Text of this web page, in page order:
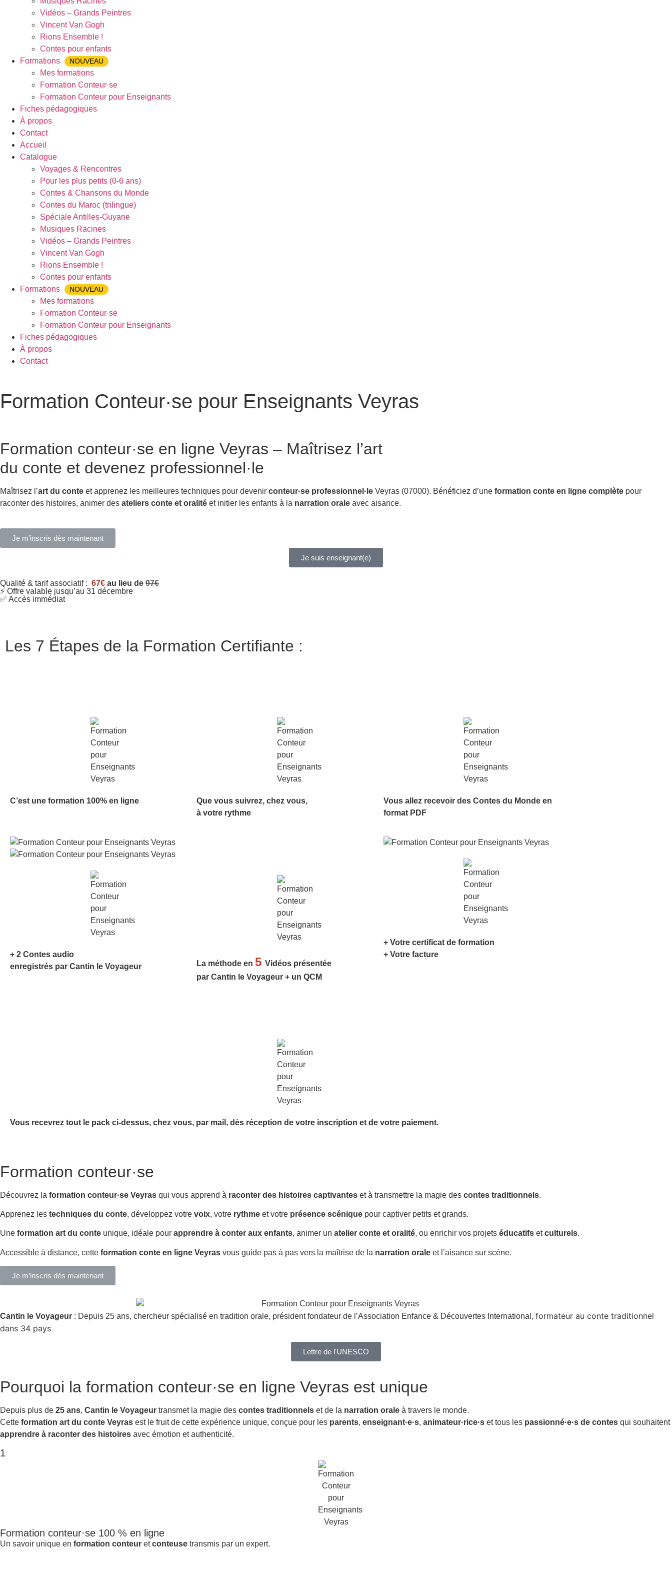
Vidéos – Grands Peintres
Vincent Van Gogh
Rions Ensemble !
Contes pour enfants
Formations
NOUVEAU
Mes formations
Formation Conteur·se
Formation Conteur pour Enseignants
Fiches pédagogiques
À propos
Contact
Accueil
Catalogue
Voyages & Rencontres
Pour les plus petits (0-6 ans)
Contes & Chansons du Monde
Contes du Maroc (trilingue)
Spéciale Antilles-Guyane
Musiques Racines
Vidéos – Grands Peintres
Vincent Van Gogh
Rions Ensemble !
Contes pour enfants
Formations
NOUVEAU
Mes formations
Formation Conteur·se
Formation Conteur pour Enseignants
Fiches pédagogiques
À propos
Contact
Formation Conteur·se pour Enseignants Veyras
Formation conteur·se en ligne Veyras – Maîtrisez l’art
du conte et devenez professionnel·le
Maîtrisez l’art du conte et apprenez les meilleures techniques pour devenir conteur·se professionnel·le Veyras (07000). Bénéficiez d’une formation conte en ligne complète pour
raconter des histoires, animer des ateliers conte et oralité et initier les enfants à la narration orale avec aisance.
Je m’inscris dès maintenant
Je suis enseignant(e)
Qualité & tarif associatif : 67€ au lieu de 97€
⚡ Offre valable jusqu’au 31 décembre
✅ Accès immédiat
Les 7 Étapes de la Formation Certifiante :
C’est une formation 100% en ligne
Que vous suivrez, chez vous,
à votre rythme
Vous allez recevoir des Contes du Monde en
format PDF
+ 2 Contes audio
enregistrés par Cantin le Voyageur
La méthode en5Vidéos présentée
par Cantin le Voyageur + un QCM
+ Votre certificat de formation
+ Votre facture
Vous recevrez tout le pack ci-dessus, chez vous, par mail, dès réception de votre inscription et de votre paiement.
Formation conteur·se
Découvrez la formation conteur·se Veyras qui vous apprend à raconter des histoires captivantes et à transmettre la magie des contes traditionnels.
Apprenez les techniques du conte, développez votre voix, votre rythme et votre présence scénique pour captiver petits et grands.
Une formation art du conte unique, idéale pour apprendre à conter aux enfants, animer un atelier conte et oralité, ou enrichir vos projets éducatifs etculturels.
Accessible à distance, cette formation conte en ligne Veyras vous guide pas à pas vers la maîtrise de la narration orale et l’aisance sur scène.
Je m’inscris dès maintenant
Cantin le Voyageur : Depuis 25 ans, chercheur spécialisé en tradition orale, président fondateur de l’Association Enfance & Découvertes International, formateur au conte traditionnel
dans 34 pays
Lettre de l'UNESCO
Pourquoi la formation conteur·se en ligne Veyras est unique
Depuis plus de 25 ans, Cantin le Voyageur transmet la magie des contes traditionnels et de la narration orale à travers le monde.
Cette formation art du conte Veyras est le fruit de cette expérience unique, conçue pour les parents, enseignant·e·s, animateur·rice·s et tous les passionné·e·s de contes qui souhaitent
apprendre à raconter des histoires avec émotion et authenticité.
1
Formation conteur·se 100 % en ligne
Un savoir unique en formation conteur etconteuse transmis par un expert.